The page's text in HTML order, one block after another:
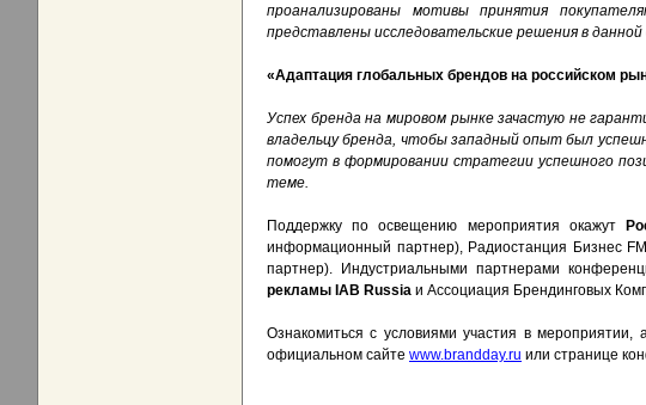
проанализированы мотивы принятия
представлены исследовательские решения в
«Адаптация глобальных брендов на российском
Успех бренда на мировом рынке зачастую не
владельцу бренда, чтобы западный опыт был
помогут в формировании стратегии успешного
теме.
Поддержку по освещению мероприятия окажут
информационный партнер), Радиостанция Бизнес
партнер). Индустриальными партнерами
рекламы IAB Russia и Ассоциация Брендинговых
Ознакомиться с условиями участия в
официальном сайте www.brandday.ru или странице